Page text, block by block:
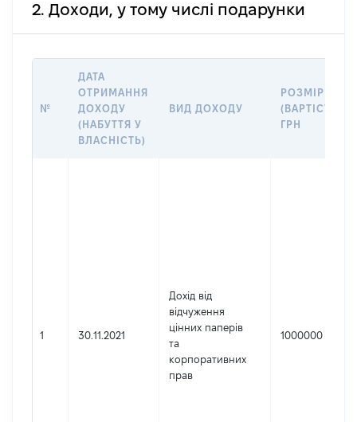
2. Доходи, у тому числі подарунки
№
ДАТА
ОТРИМАННЯ
ДОХОДУ
(НАБУТТЯ У
ВЛАСНІСТЬ)
ВИД ДОХОДУ
РОЗМІР
(ВАРТІСТЬ),
ГРН
1 30.11.2021
Дохід від
відчуження
цінних паперів
та
корпоративних
прав
1000000